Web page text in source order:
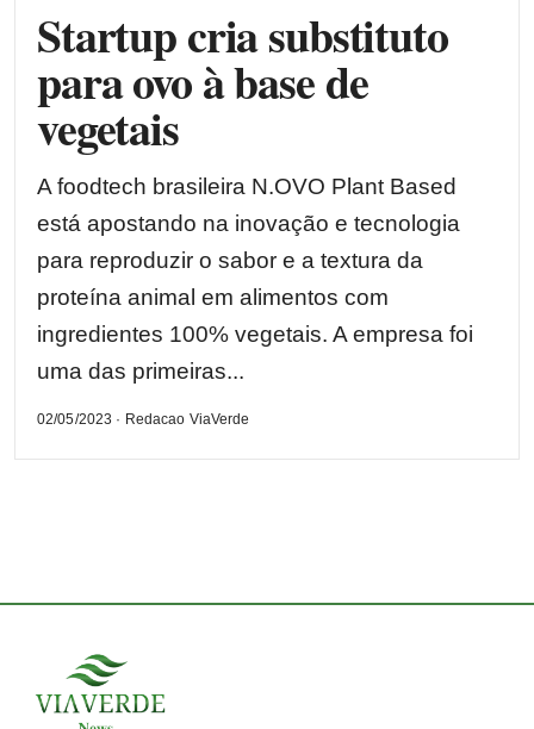
Startup cria substituto
para ovo à base de
vegetais
A foodtech brasileira N.OVO Plant Based
está apostando na inovação e tecnologia
para reproduzir o sabor e a textura da
proteína animal em alimentos com
ingredientes 100% vegetais. A empresa foi
uma das primeiras...
02/05/2023 · Redacao ViaVerde